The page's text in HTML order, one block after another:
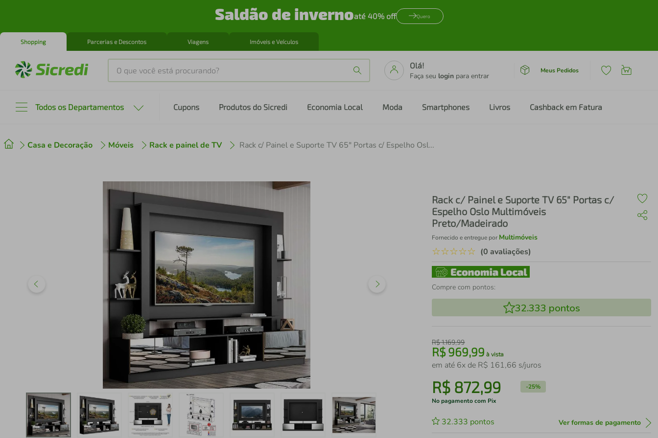
Saldão de invernoaté 40% off Quero
Shopping Parcerias e Descontos Viagens Imóveis e Veículos
O que você está procurando?
Olá!
Faça seu login para entrar
Meus Pedidos
Todos os Departamentos Cupons Produtos do Sicredi Economia Local Moda Smartphones Livros Cashback em Fatura
Casa e Decoração Móveis Rack e painel de TV Rack c/ Painel e Suporte TV 65" Portas c/ Espelho Oslo Multimóveis Preto/Madeirado
Rack c/ Painel e Suporte TV 65" Portas c/
Espelho Oslo Multimóveis
Preto/Madeirado
Fornecido e entregue por Multimóveis
☆☆☆☆☆ (0 avaliações)
Compre com pontos:
32.333 pontos
R$1.169,99
R$969,99 à vista
em até 6x de R$ 161,66 s/juros
R$ 872,99 -25%
No pagamento com Pix
32.333 pontos Ver formas de pagamento
º cafeteira
air fryer
iphone